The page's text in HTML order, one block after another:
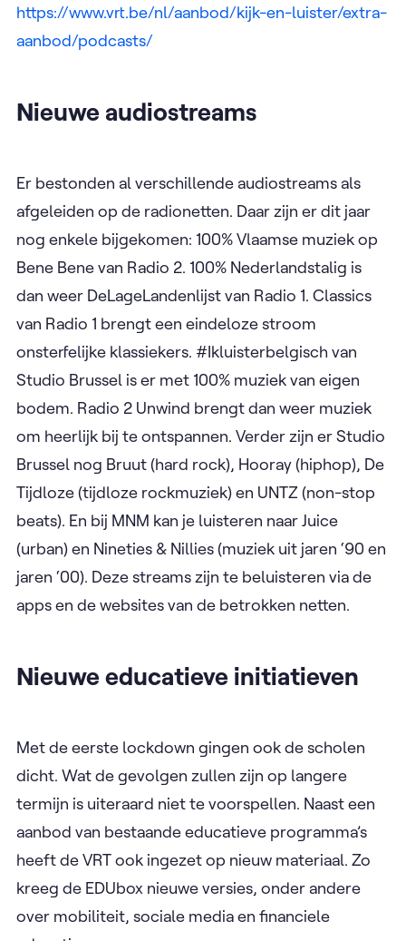
https://www.vrt.be/nl/aanbod/kijk-en-luister/extra-
aanbod/podcasts/
Nieuwe audiostreams
Er bestonden al verschillende audiostreams als
afgeleiden op de radionetten. Daar zijn er dit jaar
nog enkele bijgekomen: 100% Vlaamse muziek op
Bene Bene van Radio 2. 100% Nederlandstalig is
dan weer DeLageLandenlijst van Radio 1. Classics
van Radio 1 brengt een eindeloze stroom
onsterfelijke klassiekers. #Ikluisterbelgisch van
Studio Brussel is er met 100% muziek van eigen
bodem. Radio 2 Unwind brengt dan weer muziek
om heerlijk bij te ontspannen. Verder zijn er Studio
Brussel nog Bruut (hard rock), Hooray (hiphop), De
Tijdloze (tijdloze rockmuziek) en UNTZ (non-stop
beats). En bij MNM kan je luisteren naar Juice
(urban) en Nineties & Nillies (muziek uit jaren ‘90 en
jaren ‘00). Deze streams zijn te beluisteren via de
apps en de websites van de betrokken netten.
Nieuwe educatieve initiatieven
Met de eerste lockdown gingen ook de scholen
dicht. Wat de gevolgen zullen zijn op langere
termijn is uiteraard niet te voorspellen. Naast een
aanbod van bestaande educatieve programma’s
heeft de VRT ook ingezet op nieuw materiaal. Zo
kreeg de EDUbox nieuwe versies, onder andere
over mobiliteit, sociale media en financiele